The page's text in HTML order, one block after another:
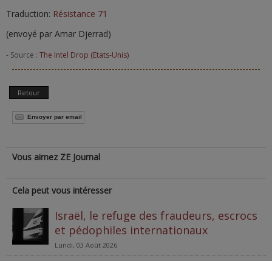
Traduction: Résistance 71
(envoyé par Amar Djerrad)
- Source : The Intel Drop (Etats-Unis)
Retour
Envoyer par email
Vous aimez ZE Journal
Cela peut vous intéresser
Israël, le refuge des fraudeurs, escrocs
et pédophiles internationaux
Lundi, 03 Août 2026